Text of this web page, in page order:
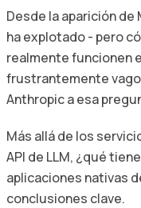
Desde la aparición
ha explotado - pero
realmente funcionen
frustrantemente
Anthropic a esa
Más allá de los
API de LLM, ¿qué
aplicaciones nativas
conclusiones clave.